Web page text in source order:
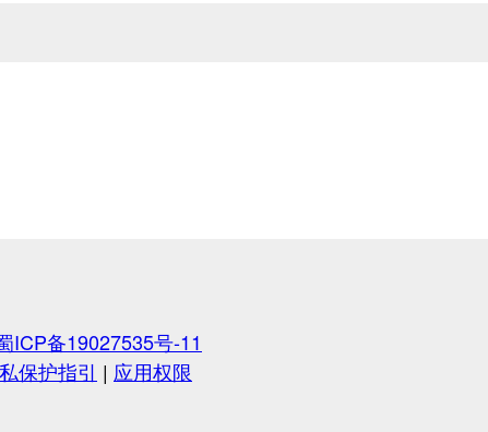
ICP备19027535号-11
保护指引 | 应用权限